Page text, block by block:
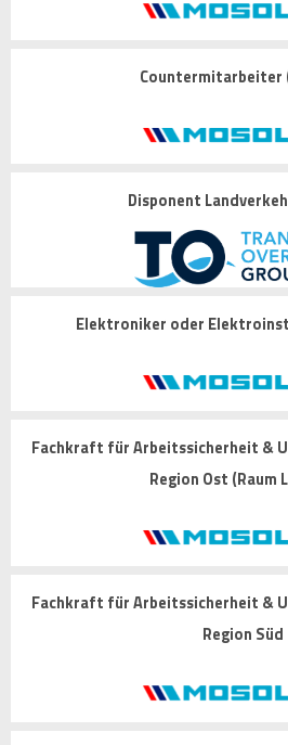
Countermitarbeiter
Disponent
Elektroniker oder
Fachkraft für Arbeitssicherheit &
Region Ost (Raum
Fachkraft für Arbeitssicherheit &
Region Süd